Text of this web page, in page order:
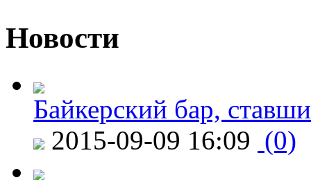
Новости
Байкерский бар,
2015-09-09 16:09 (0)